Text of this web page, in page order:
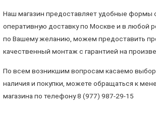
Наш магазин предоставляет удобные формы
оперативную доставку по Москве и в любой
по Вашему желанию, можем предоставить
качественный монтаж с гарантией на
По всем возникшим вопросам касаемо
наличия и покупки, можете обращаться к
магазина по телефону 8 (977) 987-29-15